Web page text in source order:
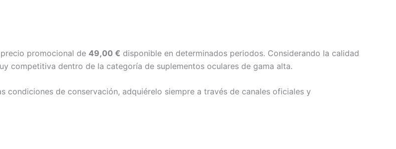
promocional de 49,00 € disponible en determinados periodos. Considerando la calidad
competitiva dentro de la categoría de suplementos oculares de gama alta.
de conservación, adquiérelo siempre a través de canales oficiales y